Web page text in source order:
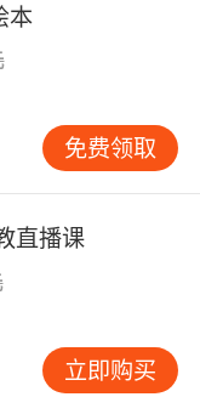
》（数学
幻想动画，主
数字的理解。主
，再加上真人
融入到了动画
解决了日常生
》（小猪佩
本
免费领取
直播课
立即购买